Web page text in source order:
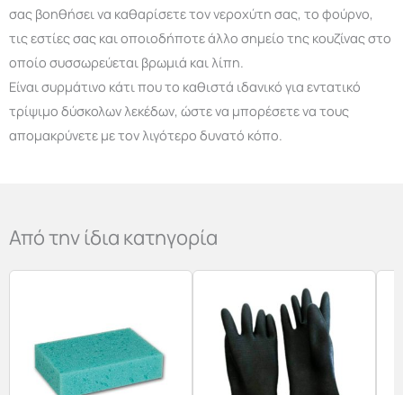
σας βοηθήσει να καθαρίσετε τον νεροχύτη σας, το φούρνο,
τις εστίες σας και οποιοδήποτε άλλο σημείο της κουζίνας στο
οποίο συσσωρεύεται βρωμιά και λίπη.
Είναι συρμάτινο κάτι που το καθιστά ιδανικό για εντατικό
τρίψιμο δύσκολων λεκέδων, ώστε να μπορέσετε να τους
απομακρύνετε με τον λιγότερο δυνατό κόπο.
Από την ίδια κατηγορία